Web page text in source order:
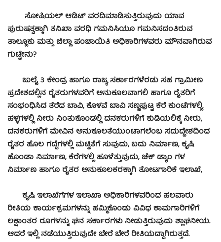
ಸೋಷಿಯಲ್ ಆಡಿಟ್ ವರದಿಮಾಡಿಸುತ್ತಿರುವುದು ಯಾವ
ಪುರುಷತ್ವಕ್ಕಾಗಿ ತನಿಖಾ ವರಧಿ ಗಮನಿಸಿಯೂ ಗಮನಿಸದಂತಿರುವ
ತಾಲ್ಲೂಕು ಮತ್ತು ಜಿಲ್ಲಾ ಪಂಚಾಯಿತಿ ಅಧಿಕಾರಿಗಳವರು ಮೌನವಾಗಿರುವ
ಗುಟ್ಟೇನು?
ಜುಲೈ 3 ಕೇಂದ್ರ ಹಾಗೂ ರಾಜ್ಯ ಸರ್ಕಾರಗಳೆರಡು ಸಹ ಗ್ರಾಮೀಣ
ಪ್ರದೇಶದಲ್ಲಿನ ರೈತರುಗಳವರಿಗೆ ಅನುಕೂಲವಾಗಲಿ ಹಾಗೂ ರೈತರಿಗೆ
ಸಂಭಂಧಿಸಿದ ತೆರೆದ ಬಾವಿ, ಕೊಳವೆ ಬಾವಿ ಸಣ್ಣಪುಟ್ಟ ಕೆರೆ ಕುಂಟೆಗಳಲ್ಲಿ,
ಹಳ್ಳಗಳಲ್ಲಿ ನೀರು ನಿಂತುಕೊಂಡಲ್ಲಿ ದನಕರುಗಳಿಗೆ ಕುಡಿಯಲಿಕ್ಕೆ ನೀರು,
ದನಕರುಗಳಿಗೆ ಮೇವಿನ ಅನುಕೂಲತೆಯುಂಟಾಗಲೆಂಬ ಸದುದ್ದೇಶದಿಂದ
ರೈತರ ಹೊಲ ಗದ್ದೆಗಳಲ್ಲಿ ಮಟ್ಟಿತೆಗೆ ಸುವುದು, ಬದು ನಿರ್ಮಾಣ, ಕೃಷಿ
ಹೊಂಡಾ ನಿರ್ಮಾಣ, ಕೆರೆಗಳಲ್ಲಿ ಹೂಳೆತ್ತುವುದು, ಚೆಕ್ ಡ್ಯಾಂ ಗಳ
ನಿರ್ಮಾಣ ಹಾಗೂ ರೈತರ ಅನುಕೂಲಕರಕ್ಕಾಗಿ ತೋಟಗಾರಿಕೆ ಇಲಾಖೆ,
ಕೃಷಿ ಇಲಾಖೆಗೆಗಳ ಇಲಾಖಾ ಅಧಿಕಾರಿಗಳವರಿಂದ ಹಲವಾರು
ರೀತಿಯ ಕಾರ್ಯಕ್ರಮಗಳನ್ನು ಹಮ್ಮಿಕೊಂಡು ವಿವಿಧ ಕಾಮಗಾರಿಗಳಿಗೆ
ಲಕ್ಷಾಂತರ ರೂಗಳನ್ನು ಘನ ಸರ್ಕಾರಗಳು ನೀಡುತ್ತಿರುವುದು ಶ್ಲಾಘನೀಯ.
ಆದರೆ ಇಲ್ಲಿ ನಡೆಯುತ್ತಿರುವುದೇ ಬೇರೆ ಬೇರೆ ರೀತಿಯದ್ದಾಗಿರುತ್ತದೆ.